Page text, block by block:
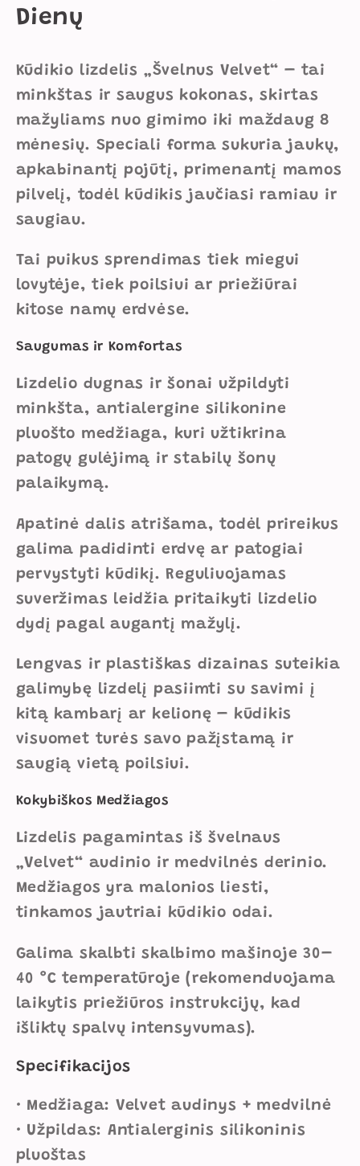
Dienų
Kūdikio lizdelis „Švelnus Velvet“ – tai
minkštas ir saugus kokonas, skirtas
mažyliams nuo gimimo iki maždaug 8
mėnesių. Speciali forma sukuria jaukų,
apkabinantį pojūtį, primenantį mamos
pilvelį, todėl kūdikis jaučiasi ramiau ir
saugiau.
Tai puikus sprendimas tiek miegui
lovytėje, tiek poilsiui ar priežiūrai
kitose namų erdvėse.
Saugumas ir Komfortas
Lizdelio dugnas ir šonai užpildyti
minkšta, antialergine silikonine
pluošto medžiaga, kuri užtikrina
patogų gulėjimą ir stabilų šonų
palaikymą.
Apatinė dalis atrišama, todėl prireikus
galima padidinti erdvę ar patogiai
pervystyti kūdikį. Reguliuojamas
suveržimas leidžia pritaikyti lizdelio
dydį pagal augantį mažylį.
Lengvas ir plastiškas dizainas suteikia
galimybę lizdelį pasiimti su savimi į
kitą kambarį ar kelionę – kūdikis
visuomet turės savo pažįstamą ir
saugią vietą poilsiui.
Kokybiškos Medžiagos
Lizdelis pagamintas iš švelnaus
„Velvet“ audinio ir medvilnės derinio.
Medžiagos yra malonios liesti,
tinkamos jautriai kūdikio odai.
Galima skalbti skalbimo mašinoje 30–
40 °C temperatūroje (rekomenduojama
laikytis priežiūros instrukcijų, kad
išliktų spalvų intensyvumas).
Specifikacijos
• Medžiaga: Velvet audinys + medvilnė
• Užpildas: Antialerginis silikoninis
pluoštas